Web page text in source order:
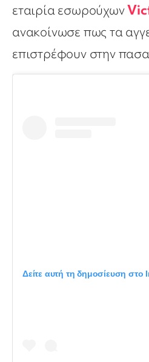
εταιρία εσωρούχων
ανακοίνωσε πως τα
επιστρέφουν στην
Δείτε αυτή τη δημοσίευση στο